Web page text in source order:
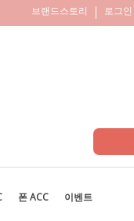
브랜드스토리 로그인
폰 ACC 이벤트